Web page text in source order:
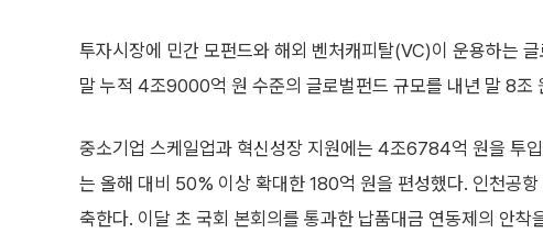
투자시장에 민간 모펀드와 해외 벤처캐피탈(VC)이 운용하는
말 누적 4조9000억 원 수준의 글로벌펀드 규모를 내년 말 8조
중소기업 스케일업과 혁신성장 지원에는 4조6784억 원을 투
는 올해 대비 50% 이상 확대한 180억 원을 편성했다. 인천공
축한다. 이달 초 국회 본회의를 통과한 납품대금 연동제의 안착